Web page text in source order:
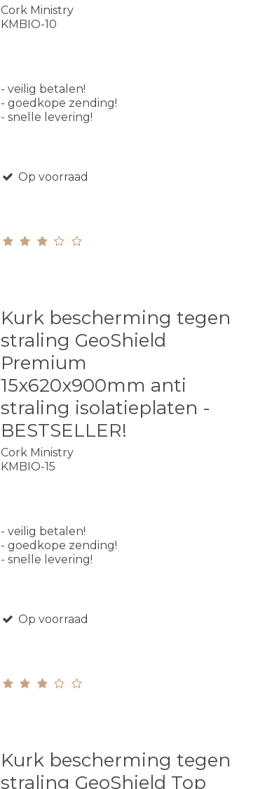
Cork Ministry
KMBIO-10
- veilig betalen!
- goedkope zending!
- snelle levering!
Op voorraad
Kurk bescherming tegen
straling GeoShield
Premium
15x620x900mm anti
straling isolatieplaten -
BESTSELLER!
Cork Ministry
KMBIO-15
- veilig betalen!
- goedkope zending!
- snelle levering!
Op voorraad
Kurk bescherming tegen
straling GeoShield Top